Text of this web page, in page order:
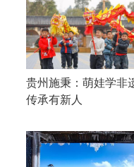
贵州施秉：萌娃学非
传承有新人